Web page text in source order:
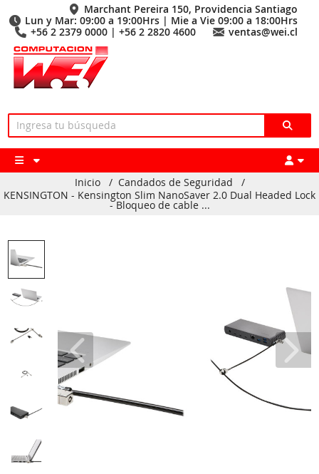
Marchant Pereira 150, Providencia Santiago
Lun y Mar: 09:00 a 19:00Hrs | Mie a Vie 09:00 a 18:00Hrs
+56 2 2379 0000 | +56 2 2820 4600
ventas@wei.cl
Inicio / Candados de Seguridad
/
KENSINGTON - Kensington Slim NanoSaver 2.0 Dual Headed Lock
- Bloqueo de cable ...